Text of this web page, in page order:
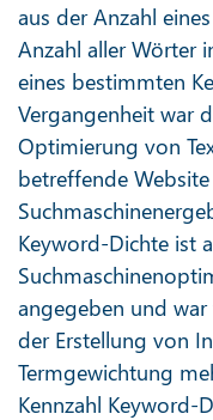
aus der Anzahl
Anzahl aller Wörter
eines bestimmten
Vergangenheit war
Optimierung von
betreffende
Keyword-Dichte ist
angegeben und
der Erstellung von
Termgewichtung
Kennzahl Keyword-